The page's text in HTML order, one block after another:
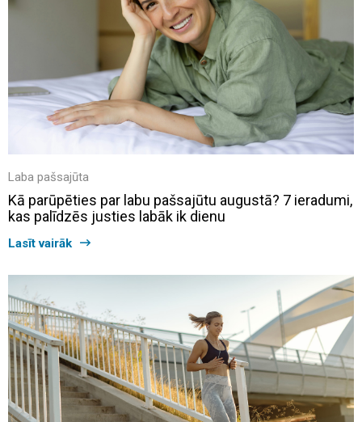
Laba pašsajūta
Kā parūpēties par labu pašsajūtu augustā? 7 ieradumi,
kas palīdzēs justies labāk ik dienu
Lasīt vairāk